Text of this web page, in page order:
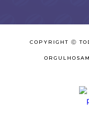
COPYRIGHT Ⓒ